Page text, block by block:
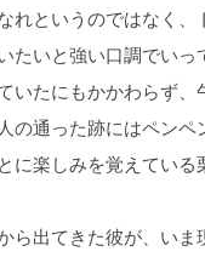
れというのではなく
たいと強い口調でいっ
いたにもかかわらず
の通った跡にはペン
に楽しみを覚えてい
ら出てきた彼が、い